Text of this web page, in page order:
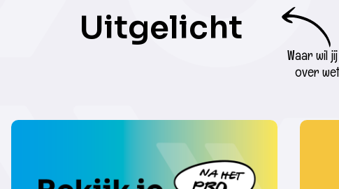
Uitgelicht
Waar wil
over